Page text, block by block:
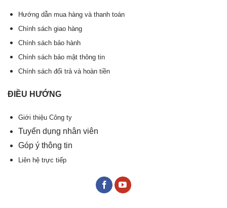
Hướng dẫn mua hàng và thanh toán
Chính sách giao hàng
Chính sách bảo hành
Chính sách bảo mật thông tin
Chính sách đổi trả và hoàn tiền
ĐIỀU HƯỚNG
Giới thiệu Công ty
Tuyển dụng nhân viên
Góp ý thông tin
Liên hệ trực tiếp